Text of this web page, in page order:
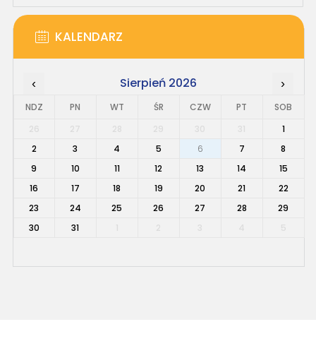
KALENDARZ
‹ Sierpień 2026 ›
NDZ PN WT ŚR CZW PT
SOB
1
2
3 4 5 6 7
8
9
10 11 12 13 14
15
16
17 18 19 20 21
22
23
24 25 26 27 28
29
30
31